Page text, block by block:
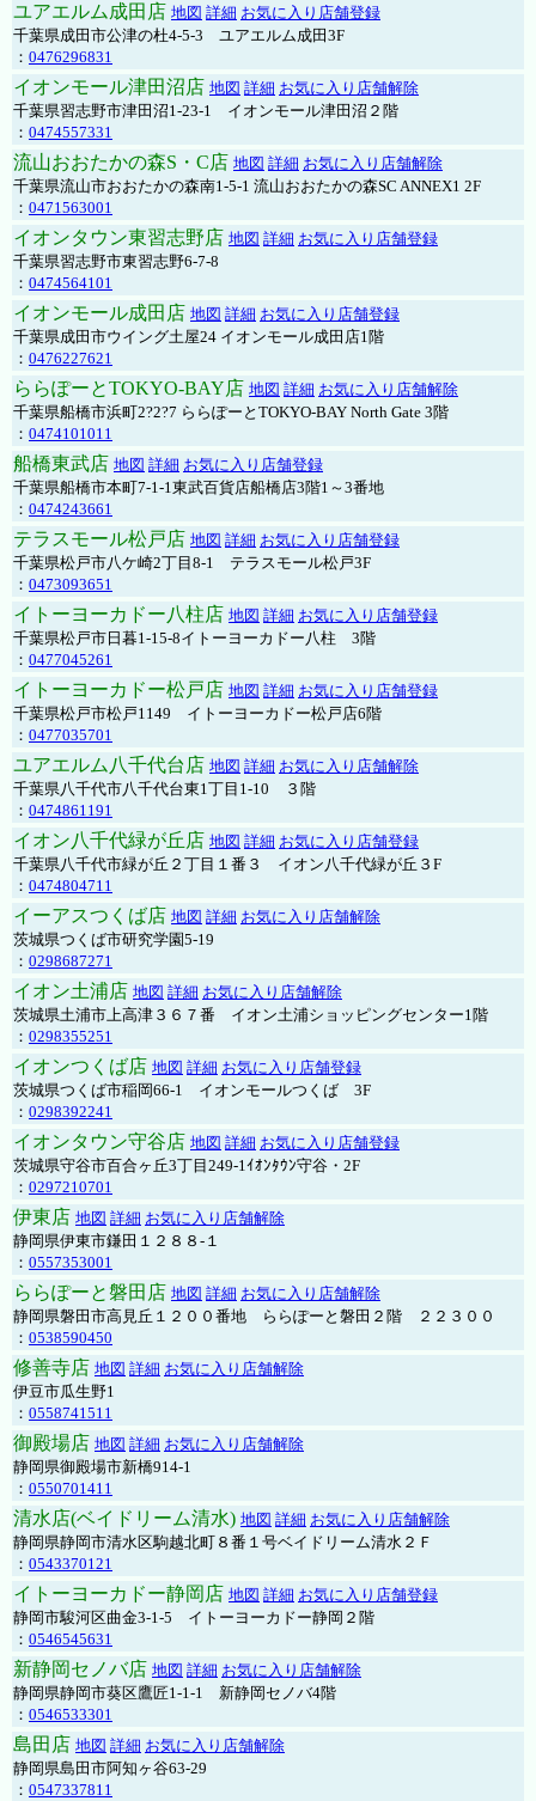
ユアエルム成田店 地図 詳細 お気に入り店舗登録
千葉県成田市公津の杜4-5-3 ユアエルム成田3F
： 0476296831
イオンモール津田沼店 地図 詳細 お気に入り店舗解除
千葉県習志野市津田沼1-23-1 イオンモール津田沼２階
： 0474557331
流山おおたかの森S・C店 地図 詳細 お気に入り店舗解除
千葉県流山市おおたかの森南1-5-1 流山おおたかの森SC ANNEX1 2F
： 0471563001
イオンタウン東習志野店 地図 詳細 お気に入り店舗登録
千葉県習志野市東習志野6-7-8
： 0474564101
イオンモール成田店 地図 詳細 お気に入り店舗登録
千葉県成田市ウイング土屋24 イオンモール成田店1階
： 0476227621
ららぽーとTOKYO-BAY店 地図 詳細 お気に入り店舗解除
千葉県船橋市浜町2?2?7 ららぽーとTOKYO-BAY North Gate 3階
： 0474101011
船橋東武店 地図 詳細 お気に入り店舗登録
千葉県船橋市本町7-1-1東武百貨店船橋店3階1～3番地
： 0474243661
テラスモール松戸店 地図 詳細 お気に入り店舗登録
千葉県松戸市八ケ崎2丁目8-1 テラスモール松戸3F
： 0473093651
イトーヨーカドー八柱店 地図 詳細 お気に入り店舗登録
千葉県松戸市日暮1-15-8イトーヨーカドー八柱 3階
： 0477045261
イトーヨーカドー松戸店 地図 詳細 お気に入り店舗登録
千葉県松戸市松戸1149 イトーヨーカドー松戸店6階
： 0477035701
ユアエルム八千代台店 地図 詳細 お気に入り店舗解除
千葉県八千代市八千代台東1丁目1-10 ３階
： 0474861191
イオン八千代緑が丘店 地図 詳細 お気に入り店舗登録
千葉県八千代市緑が丘２丁目１番３ イオン八千代緑が丘３F
： 0474804711
イーアスつくば店 地図 詳細 お気に入り店舗解除
茨城県つくば市研究学園5-19
： 0298687271
イオン土浦店 地図 詳細 お気に入り店舗解除
茨城県土浦市上高津３６７番 イオン土浦ショッピングセンター1階
： 0298355251
イオンつくば店 地図 詳細 お気に入り店舗登録
茨城県つくば市稲岡66-1 イオンモールつくば 3F
： 0298392241
イオンタウン守谷店 地図 詳細 お気に入り店舗登録
茨城県守谷市百合ヶ丘3丁目249-1ｲｵﾝﾀｳﾝ守谷・2F
： 0297210701
伊東店 地図 詳細 お気に入り店舗解除
静岡県伊東市鎌田１２８８-１
： 0557353001
ららぽーと磐田店 地図 詳細 お気に入り店舗解除
静岡県磐田市高見丘１２００番地 ららぽーと磐田２階 ２２３００
： 0538590450
修善寺店 地図 詳細 お気に入り店舗解除
伊豆市瓜生野1
： 0558741511
御殿場店 地図 詳細 お気に入り店舗解除
静岡県御殿場市新橋914-1
： 0550701411
清水店(ベイドリーム清水) 地図 詳細 お気に入り店舗解除
静岡県静岡市清水区駒越北町８番１号ベイドリーム清水２Ｆ
： 0543370121
イトーヨーカドー静岡店 地図 詳細 お気に入り店舗登録
静岡市駿河区曲金3-1-5 イトーヨーカドー静岡２階
： 0546545631
新静岡セノバ店 地図 詳細 お気に入り店舗解除
静岡県静岡市葵区鷹匠1-1-1 新静岡セノバ4階
： 0546533301
島田店 地図 詳細 お気に入り店舗解除
静岡県島田市阿知ヶ谷63-29
： 0547337811